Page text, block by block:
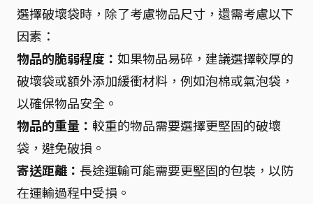
選擇破壞袋時，除了考慮物品尺寸，還需考慮以下
因素：
物品的脆弱程度： 如果物品易碎，建議選擇較厚的
破壞袋或額外添加緩衝材料，例如泡棉或氣泡袋，
以確保物品安全。
物品的重量： 較重的物品需要選擇更堅固的破壞
袋，避免破損。
寄送距離： 長途運輸可能需要更堅固的包裝，以防
在運輸過程中受損。